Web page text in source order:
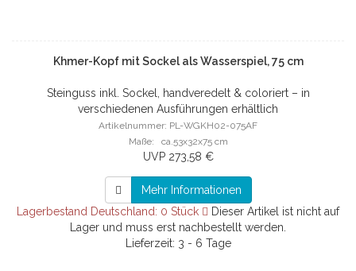
Khmer-Kopf mit Sockel als Wasserspiel, 75 cm
Steinguss inkl. Sockel, handveredelt & coloriert – in
verschiedenen Ausführungen erhältlich
Artikelnummer: PL-WGKH02-075AF
Maße: ca.53x32x75 cm
UVP 273,58 €
Mehr Informationen
Lagerbestand Deutschland: 0 Stück
Dieser Artikel ist nicht auf
Lager und muss erst nachbestellt werden.
Lieferzeit: 3 - 6 Tage